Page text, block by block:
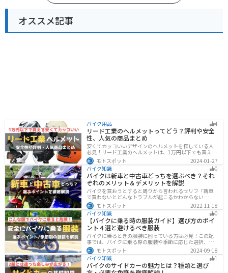
オススメ記事
バイク用品 4
リード工業のヘルメットってどう？評判や安全
性、人気の商品まとめ
安くてカッコいいデザインのヘルメットを探している人
必見！リード工業のヘルメットは、1万円以下でも買える
ヘルメットが多数あります。安全基準もしっかりクリア
しており、安全性にも優れています。種類も豊富でカス
タム用のシールドもあるので、クールに決めたい人にオ
ススメです。
モトスポット
2024-01-27
バイク知識
0
バイクは新車と中古車どっちを選ぶべき？それ
ぞれのメリット＆デメリットを解説
バイクを買おうとすると周りから言われるセリフ「新車
で買わないとどんなトラブルが起こるかわからない
ぞ！」「いやいや、どうせ転ぶんだから中古車で十分
だ！」…いろんな意見があるから迷いますよね。でも新
車と中古車、どちらにも良い点と悪い点があるんです。
それぞれの特徴について解説します。
モトスポット
2022-11-18
バイク知識
0
【バイクに乗る時の服装ガイド】選び方のポイ
ント４選と避けるべき服装
バイクに乗るときの服装に困っている方は必見！この記
事では、バイクに乗る際の服装や季節に応じた選択、避
けるべき服装について解説しています。実は、安全性だ
けでなく、快適性も重要視することが大切です。この記
事を読めば、最適なバイクウェアを選ぶヒントが得られ
ます。
モトスポット
2024-09-18
バイク知識
1
バイクのサイドカーの魅力とは？種類と選び